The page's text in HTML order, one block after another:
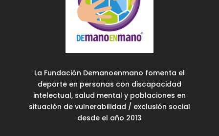
La Fundación Demanoenmano fomenta el
deporte en personas con discapacidad
intelectual, salud mental y poblaciones en
situación de vulnerabilidad / exclusión social
desde el año 2013